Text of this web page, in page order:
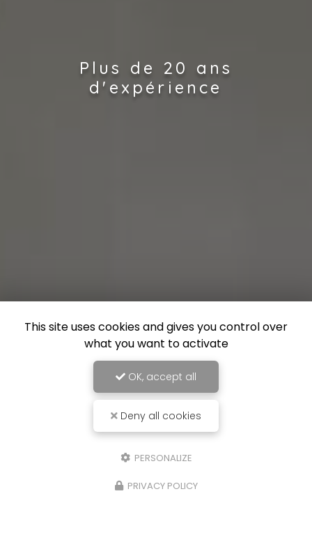
Plus de 20 ans
d'expérience
This site uses cookies and gives you control over
what you want to activate
OK, accept all
Deny all cookies
PERSONALIZE
PRIVACY POLICY